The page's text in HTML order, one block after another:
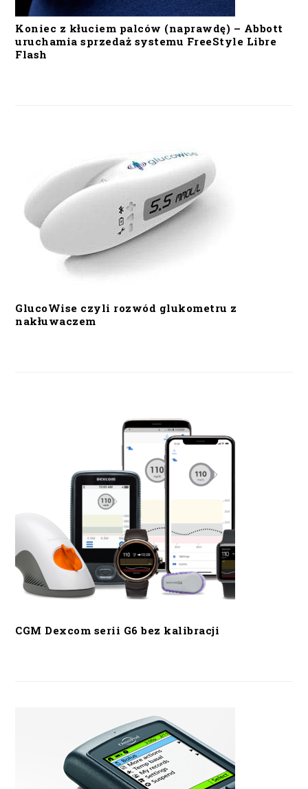
Koniec z kłuciem palców (naprawdę) – Abbott
uruchamia sprzedaż systemu FreeStyle Libre
Flash
GlucoWise czyli rozwód glukometru z
nakłuwaczem
CGM Dexcom serii G6 bez kalibracji